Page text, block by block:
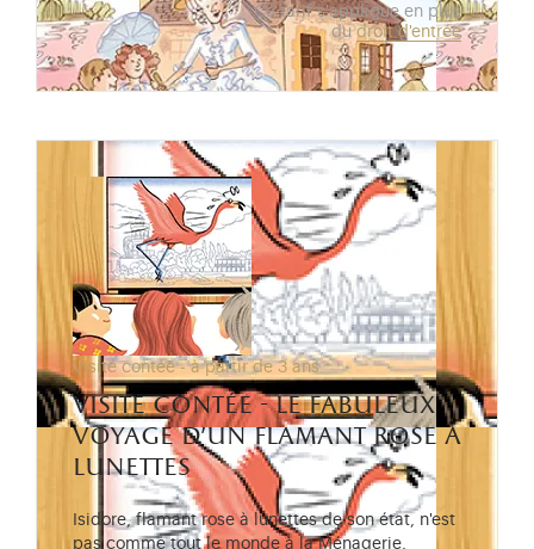
Ce tarif s'applique en plus
dudroit d'entrée
Visite contée - à partir de 3 ans
visite contée - le fabuleux
voyage d’un flamant rose à
lunettes
Isidore, flamant rose à lunettes de son état, n'est
pas comme tout le monde à la Ménagerie.